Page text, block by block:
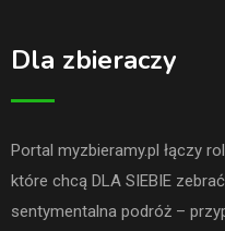
Dla zbieraczy
Portal myzbieramy.pl łączy
które chcą DLA SIEBIE
sentymentalna podróż –